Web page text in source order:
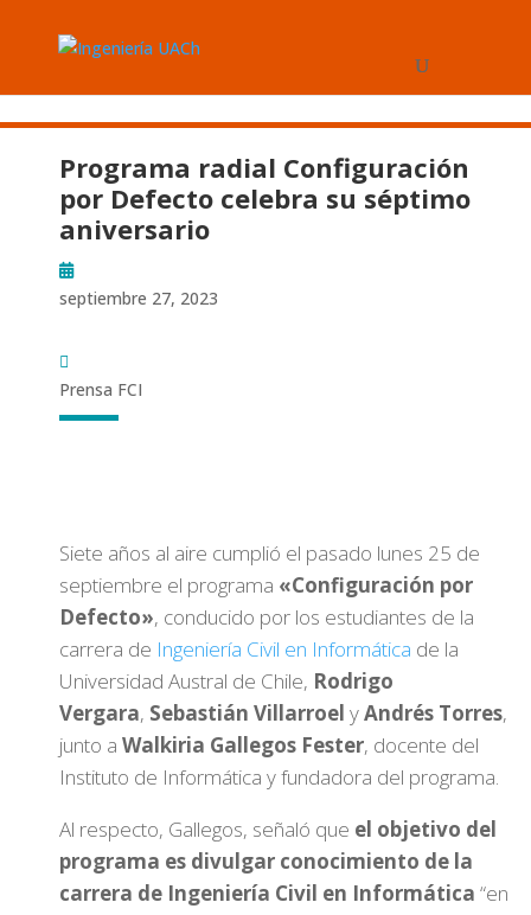
Programa radial Configuración
por Defecto celebra su séptimo
aniversario
septiembre 27, 2023
Prensa FCI
Siete años al aire cumplió el pasado lunes 25 de
septiembre el programa «Configuración por
Defecto», conducido por los estudiantes de la
carrera de Ingeniería Civil en Informática de la
Universidad Austral de Chile, Rodrigo
Vergara, Sebastián Villarroel yAndrés Torres,
junto a Walkiria Gallegos Fester, docente del
Instituto de Informática y fundadora del programa.
Al respecto, Gallegos, señaló que el objetivo del
programa es divulgar conocimiento de la
carrera de Ingeniería Civil en Informática “en